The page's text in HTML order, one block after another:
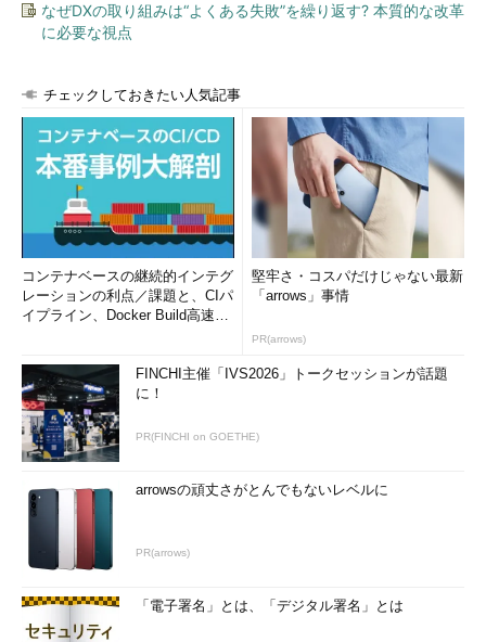
なぜDXの取り組みは“よくある失敗”を繰り返す? 本質的な改革
に必要な視点
チェックしておきたい人気記事
コンテナベースの継続的インテグ
レーションの利点／課題と、CIパ
イプライン、Docker Build高速化
堅牢さ・コスパだけじゃない最新
「arrows」事情
PR(arrows)
FINCHI主催「IVS2026」トークセッションが話題
に！
PR(FINCHI on GOETHE)
arrowsの頑丈さがとんでもないレベルに
PR(arrows)
「電子署名」とは、「デジタル署名」とは